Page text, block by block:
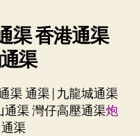
渠 香港通渠
渠
渠 通渠|九龍城通渠
渠 灣仔高壓通渠炮
渠